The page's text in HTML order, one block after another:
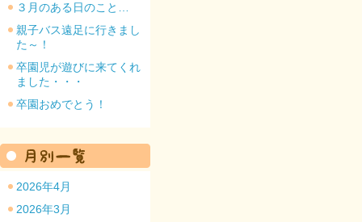
園のトップ
３月のある日のこと…
親子バス遠足に行きまし
た～！
卒園児が遊びに来てくれ
ました・・・
卒園おめでとう！
2026年4月
2026年3月